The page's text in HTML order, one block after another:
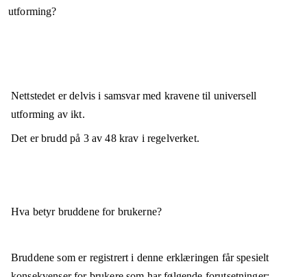
utforming?
Nettstedet erdelvis i samsvarmed kravene til universell
utforming av ikt.
Det er brudd på 3av48krav i regelverket.
Hva betyr bruddene for brukerne?
Bruddene som er registrert i denne erklæringen får spesielt